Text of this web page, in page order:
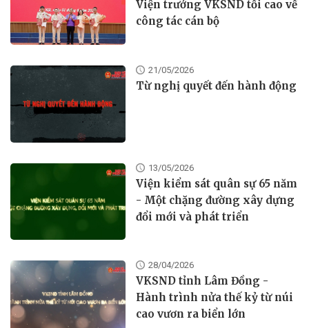
Viện trưởng VKSND tối cao về
công tác cán bộ
21/05/2026
Từ nghị quyết đến hành động
13/05/2026
Viện kiểm sát quân sự 65 năm
- Một chặng đường xây dựng
đổi mới và phát triển
28/04/2026
VKSND tỉnh Lâm Đồng -
Hành trình nửa thế kỷ từ núi
cao vươn ra biển lớn